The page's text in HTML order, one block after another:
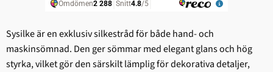
Sysilke är en exklusiv silkestråd för både hand- och
maskinsömnad. Den ger sömmar med elegant glans och hög
styrka, vilket gör den särskilt lämplig för dekorativa detaljer,